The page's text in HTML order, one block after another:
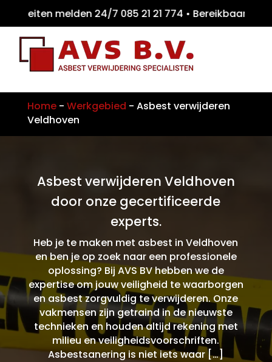
melden 24/7 085 21 21 774 •
Home- Werkgebied - Asbest verwijderen
Veldhoven
Asbest verwijderen Veldhoven
door onze gecertificeerde
experts.
Heb je te maken met asbest in Veldhoven
en ben je op zoek naar een professionele
oplossing? Bij AVS BV hebben we de
expertise om jouw veiligheid te waarborgen
en asbest zorgvuldig te verwijderen. Onze
vakmensen zijn getraind in de nieuwste
technieken en houden altijd rekening met
milieu en veiligheidsvoorschriften.
Asbestsanering is niet iets waar […]